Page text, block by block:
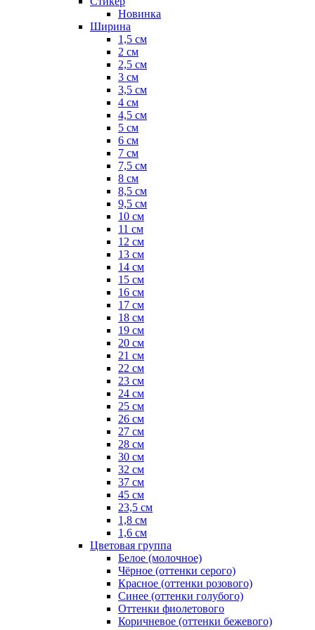
Новинка
Ширина
1,5 см
2 см
2,5 см
3 см
3,5 см
4 см
4,5 см
5 см
6 см
7 см
7,5 см
8 см
8,5 см
9,5 см
10 см
11 см
12 см
13 см
14 см
15 см
16 см
17 см
18 см
19 см
20 см
21 см
22 см
23 см
24 см
25 см
26 см
27 см
28 см
30 см
32 см
37 см
45 см
23,5 см
1,8 см
1,6 см
Цветовая группа
Белое (молочное)
Чёрное (оттенки серого)
Красное (оттенки розового)
Синее (оттенки голубого)
Оттенки фиолетового
Коричневое (оттенки бежевого)